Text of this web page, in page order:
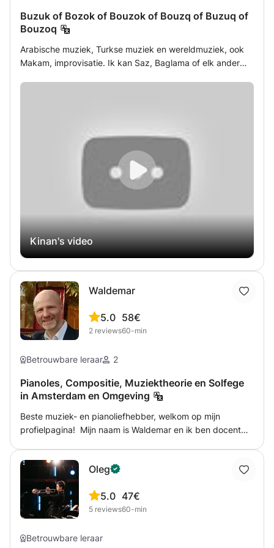
niveau.
Buzuk of Bozok of Bouzok of Bouzq of Buzuq of
Bouzoq
Arabische muziek, Turkse muziek en wereldmuziek, ook
Makam, improvisatie. Ik kan Saz, Baglama of elk ander
Kinan's video
Waldemar
5.0
2 reviews
58€
60-min
Betrouwbare leraar 2
Pianoles, Compositie, Muziektheorie en Solfege
in Amsterdam en Omgeving
Beste muziek- en pianoliefhebber, welkom op mijn
profielpagina! Mijn naam is Waldemar en ik ben docent
genoten bij Fania Chapiro te Hilversum en later aan het
Amsterdamse Conservatorium bij Danielle Dechenne.
Afhankelijk van je niveau zullen we in principe alle
aspecten van techniek en interpretatie behandelen.
Daarnaast vind ik het belangrijk om de lessen
Oleg
5.0
5 reviews
47€
60-min
Betrouwbare leraar